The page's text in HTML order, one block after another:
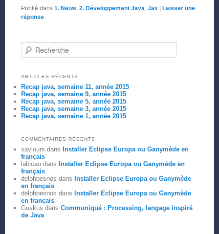
Publié dans 1. News 2. Développement Java Jax | Laisser une
réponse
Recherche
ARTICLES RÉCENTS
Recap java, semaine 11, année 2015
Recap java, semaine 9, année 2015
Recap java, semaine 5, année 2015
Recap java, semaine 3, année 2015
Recap java, semaine 1, année 2015
COMMENTAIRES RÉCENTS
xavlours dans Installer Eclipse Europa ou Ganymède en
français
labicaodans Installer Eclipse Europa ou Ganymède en
français
delphbesnos dans Installer Eclipse Europa ou Ganymède
en français
delphbesnos dans Installer Eclipse Europa ou Ganymède
en français
Guskus dans Communiqué : Processing, langage inspiré
de Java